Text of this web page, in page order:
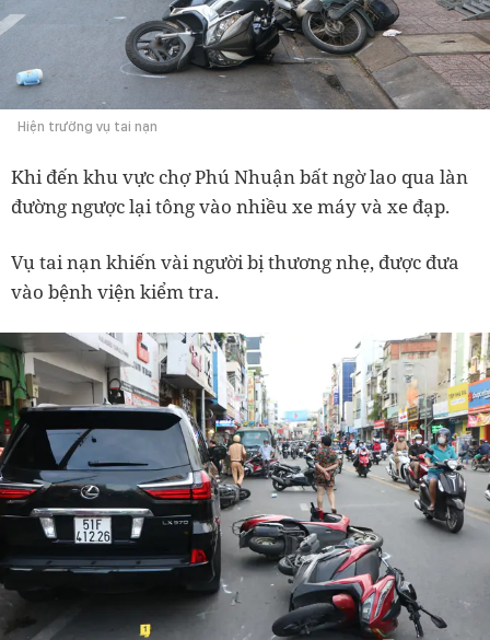
Hiện trường vụ tai nạn
Khi đến khu vực chợ Phú Nhuận bất ngờ lao qua làn
đường ngược lại tông vào nhiều xe máy và xe đạp.
Vụ tai nạn khiến vài người bị thương nhẹ, được đưa
vào bệnh viện kiểm tra.